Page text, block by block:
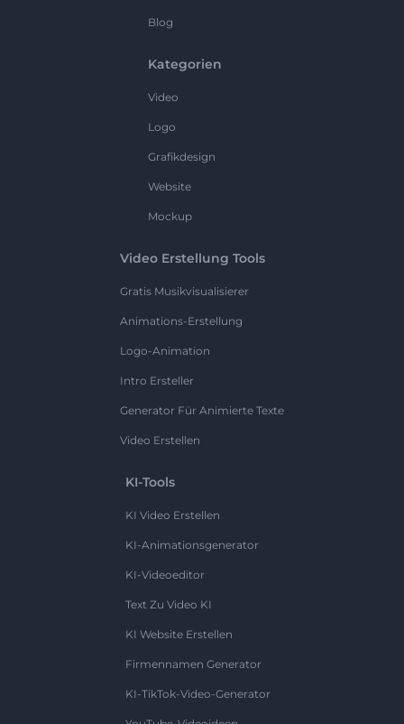
Blog
Kategorien
Video
Logo
Grafikdesign
Website
Mockup
Video Erstellung Tools
Gratis Musikvisualisierer
Animations-Erstellung
Logo-Animation
Intro Ersteller
Generator Für Animierte Texte
Video Erstellen
KI-Tools
KI Video Erstellen
KI-Animationsgenerator
KI-Videoeditor
Text Zu Video KI
KI Website Erstellen
Firmennamen Generator
KI-TikTok-Video-Generator